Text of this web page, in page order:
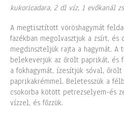
kukoricadara, 2 dl víz, 1 evőkanál
A megtisztított vöröshagymát
fazékban megolvasztjuk a zsírt, és
megdinszteljük rajta a hagymát. A
belekeverjük az őrölt paprikát, és
a fokhagymát, ízesítjük sóval, őrölt
paprikakrémmel. Beletesszük a
csokorba kötött petrezselyem-és
vízzel, és főzzük.